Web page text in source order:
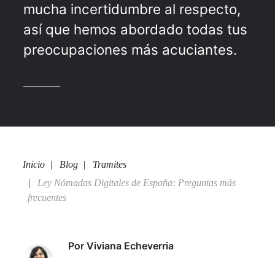
mucha incertidumbre al respecto,
así que hemos abordado todas tus
preocupaciones más acuciantes.
Inicio Blog
Tramites
Ley Nómadas Digitales de España: Preguntas más
frecuentes
Viviana Echeverria
PorViviana Echeverria